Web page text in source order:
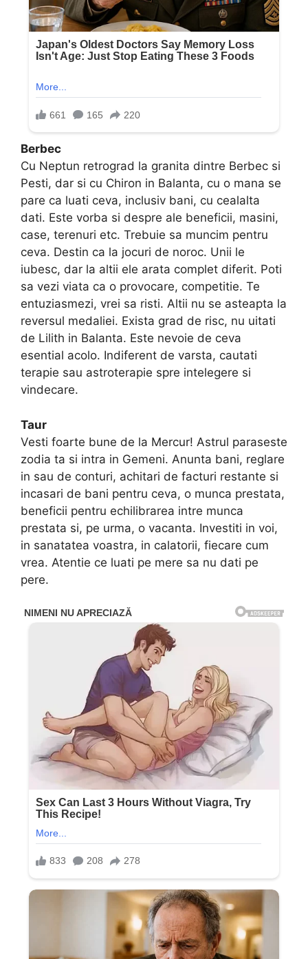
Berbec
Cu Neptun retrograd la granita dintre Berbec si
Pesti, dar si cu Chiron in Balanta, cu o mana se
pare ca luati ceva, inclusiv bani, cu cealalta
dati. Este vorba si despre ale beneficii, masini,
case, terenuri etc. Trebuie sa muncim pentru
ceva. Destin ca la jocuri de noroc. Unii le
iubesc, dar la altii ele arata complet diferit. Poti
sa vezi viata ca o provocare, competitie. Te
entuziasmezi, vrei sa risti. Altii nu se asteapta la
reversul medaliei. Exista grad de risc, nu uitati
de Lilith in Balanta. Este nevoie de ceva
esential acolo. Indiferent de varsta, cautati
terapie sau astroterapie spre intelegere si
vindecare.
Taur
Vesti foarte bune de la Mercur! Astrul paraseste
zodia ta si intra in Gemeni. Anunta bani, reglare
in sau de conturi, achitari de facturi restante si
incasari de bani pentru ceva, o munca prestata,
beneficii pentru echilibrarea intre munca
prestata si, pe urma, o vacanta. Investiti in voi,
in sanatatea voastra, in calatorii, fiecare cum
vrea. Atentie ce luati pe mere sa nu dati pe
pere.